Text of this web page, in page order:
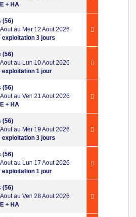
+ HA
(56)
au Mer 12 Aout 2026
exploitation 3 jours
(56)
au Lun 10 Aout 2026
exploitation 1 jour
(56)
au Ven 21 Aout 2026
+ HA
(56)
au Mer 19 Aout 2026
exploitation 3 jours
(56)
au Lun 17 Aout 2026
exploitation 1 jour
(56)
au Ven 28 Aout 2026
+ HA